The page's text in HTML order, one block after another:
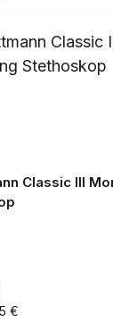
Classic III
Preis:
€